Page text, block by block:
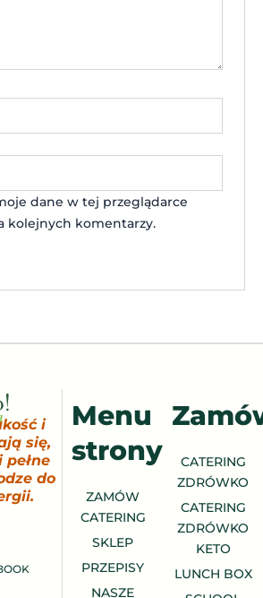
dane w tej przeglądarce
kolejnych komentarzy.
i
się,
pełne
do
Menu
strony
ZAMÓW
CATERING
SKLEP
PRZEPISY
NASZE
CATERING
ZDRÓWKO
CATERING
ZDRÓWKO
KETO
LUNCH BOX